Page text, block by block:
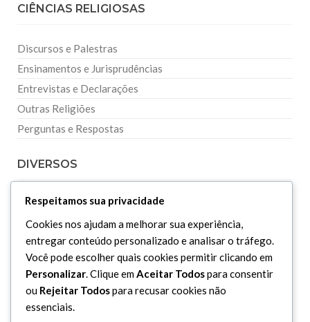
CIÊNCIAS RELIGIOSAS
Discursos e Palestras
Ensinamentos e Jurisprudências
Entrevistas e Declarações
Outras Religiões
Perguntas e Respostas
DIVERSOS
Curiosidades
Dicionário Islâmico
Downloads
Respeitamos sua privacidade
Cookies nos ajudam a melhorar sua experiência,
entregar conteúdo personalizado e analisar o tráfego.
Você pode escolher quais cookies permitir clicando em
Personalizar. Clique emAceitar Todospara consentir
ou Rejeitar Todospara recusar cookies não
essenciais.